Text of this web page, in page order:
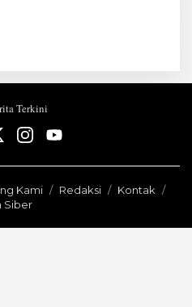
Kami Redaksi
Kontak
Siber